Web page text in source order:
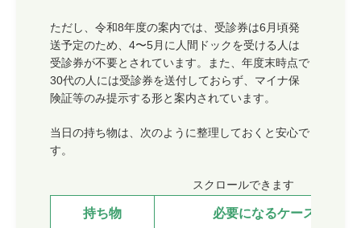
ただし、令和8年度の案内では、受診券は6月頃発
送予定のため、4〜5月に人間ドックを受ける人は
受診券が不要とされています。また、年度末時点で
30代の人には受診券を送付しておらず、マイナ保
険証等のみ提示する形と案内されています。
当日の持ち物は、次のように整理しておくと安心で
す。
スクロールできます
持ち物 必要になるケース